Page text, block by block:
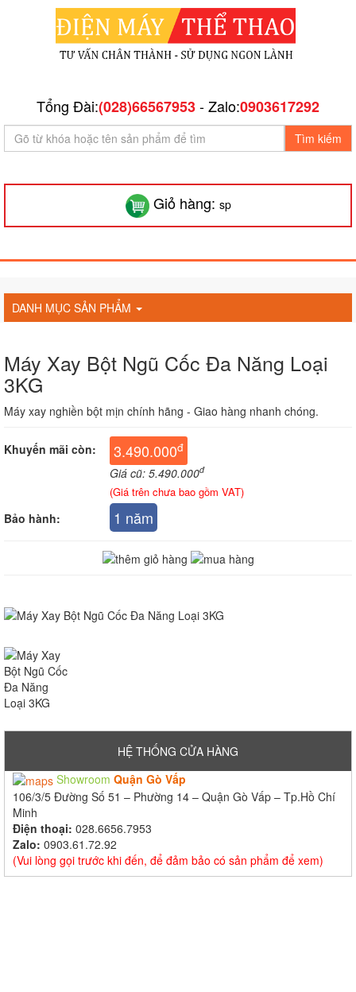
Tổng Đài:(028)66567953- Zalo:0903617292
Tìm kiếm
Giỏ hàng: sp
DANH MỤC SẢN PHẨM
Máy Xay Bột Ngũ Cốc Đa Năng Loại
3KG
Máy xay nghiền bột mịn chính hãng - Giao hàng nhanh chóng.
Khuyến mãi còn: 3.490.000đ
Giá cũ: 5.490.000đ
(Giá trên chưa bao gồm VAT)
Bảo hành: 1 năm
HỆ THỐNG CỬA HÀNG
Showroom Quận Gò Vấp
106/3/5 Đường Số 51 – Phường 14 – Quận Gò Vấp – Tp.Hồ Chí
Minh
Điện thoại: 028.6656.7953
Zalo: 0903.61.72.92
(Vui lòng gọi trước khi đến, để đảm bảo có sản phẩm để xem)